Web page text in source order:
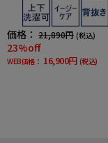
価格： 21,890円 (税込)
23%off
WEB価格： 16,900円 (税込)